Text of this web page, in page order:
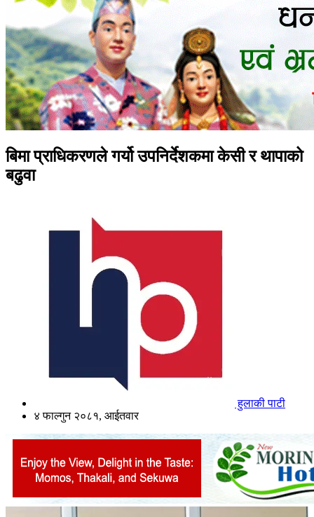
बिमा प्राधिकरणले गर्यो उपनिर्देशकमा केसी र थापाको
बढुवा
हुलाकी पाटी
४ फाल्गुन २०८१, आईतवार